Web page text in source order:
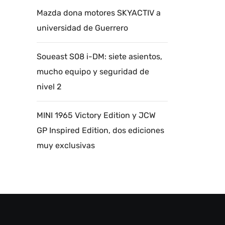
Mazda dona motores SKYACTIV a
universidad de Guerrero
Soueast S08 i-DM: siete asientos,
mucho equipo y seguridad de
nivel 2
MINI 1965 Victory Edition y JCW
GP Inspired Edition, dos ediciones
muy exclusivas